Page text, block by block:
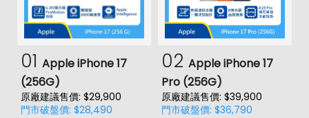
01 Apple iPhone 17
(256G)
原廠建議售價: $29,900
門市破盤價: $28,490
02 Apple iPhone 17
Pro (256G)
原廠建議售價: $39,900
門市破盤價: $36,790